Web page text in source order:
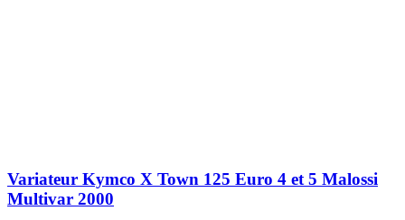
Variateur Kymco X Town 125 Euro 4 et 5 Malossi
Multivar 2000